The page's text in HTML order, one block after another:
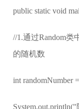
public static void
//1.通过Random类
的随机数
int randomNumber